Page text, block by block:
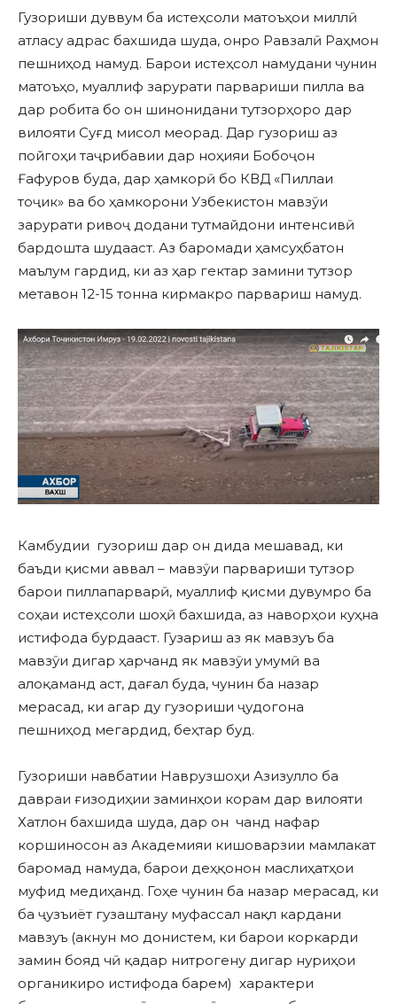
Гузориши дуввум ба истеҳсоли матоъҳои миллӣ
атласу адрас бахшида шуда, онро Равзалӣ Раҳмон
пешниҳод намуд. Барои истеҳсол намудани чунин
матоъҳо, муаллиф зарурати парвариши пилла ва
дар робита бо он шинонидани тутзорҳоро дар
вилояти Суғд мисол меорад. Дар гузориш аз
пойгоҳи таҷрибавии дар ноҳияи Бобоҷон
Ғафуров буда, дар ҳамкорӣ бо КВД «Пиллаи
тоҷик» ва бо ҳамкорони Узбекистон мавзӯи
зарурати ривоҷ додани тутмайдони интенсивӣ
бардошта шудааст. Аз баромади ҳамсуҳбатон
маълум гардид, ки аз ҳар гектар замини тутзор
метавон 12-15 тонна кирмакро парвариш намуд.
Камбудии гузориш дар он дида мешавад, ки
баъди қисми аввал – мавзӯи парвариши тутзор
барои пиллапарварӣ, муаллиф қисми дувумро ба
соҳаи истеҳсоли шоҳӣ бахшида, аз наворҳои куҳна
истифода бурдааст. Гузариш аз як мавзуъ ба
мавзӯи дигар ҳарчанд як мавзӯи умумӣ ва
алоқаманд аст, дағал буда, чунин ба назар
мерасад, ки агар ду гузориши ҷудогона
пешниҳод мегардид, беҳтар буд.
Гузориши навбатии Наврузшоҳи Азизулло ба
давраи ғизодиҳии заминҳои корам дар вилояти
Хатлон бахшида шуда, дар он чанд нафар
коршиносон аз Академияи кишоварзии мамлакат
баромад намуда, барои деҳқонон маслиҳатҳои
муфид медиҳанд. Гоҳе чунин ба назар мерасад, ки
ба ҷузъиёт гузаштану муфассал нақл кардани
мавзуъ (акнун мо донистем, ки барои коркарди
замин бояд чӣ қадар нитрогену дигар нуриҳои
органикиро истифода барем) характери